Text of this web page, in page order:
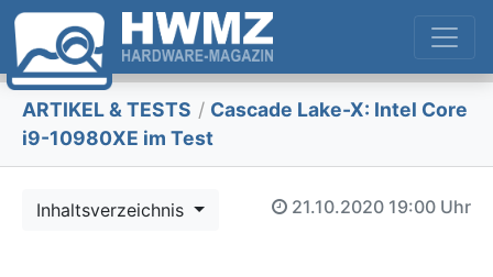
ARTIKEL & TESTS / Cascade Lake-X: Intel Core
i9-10980XE im Test
Inhaltsverzeichnis 21.10.2020 19:00 Uhr